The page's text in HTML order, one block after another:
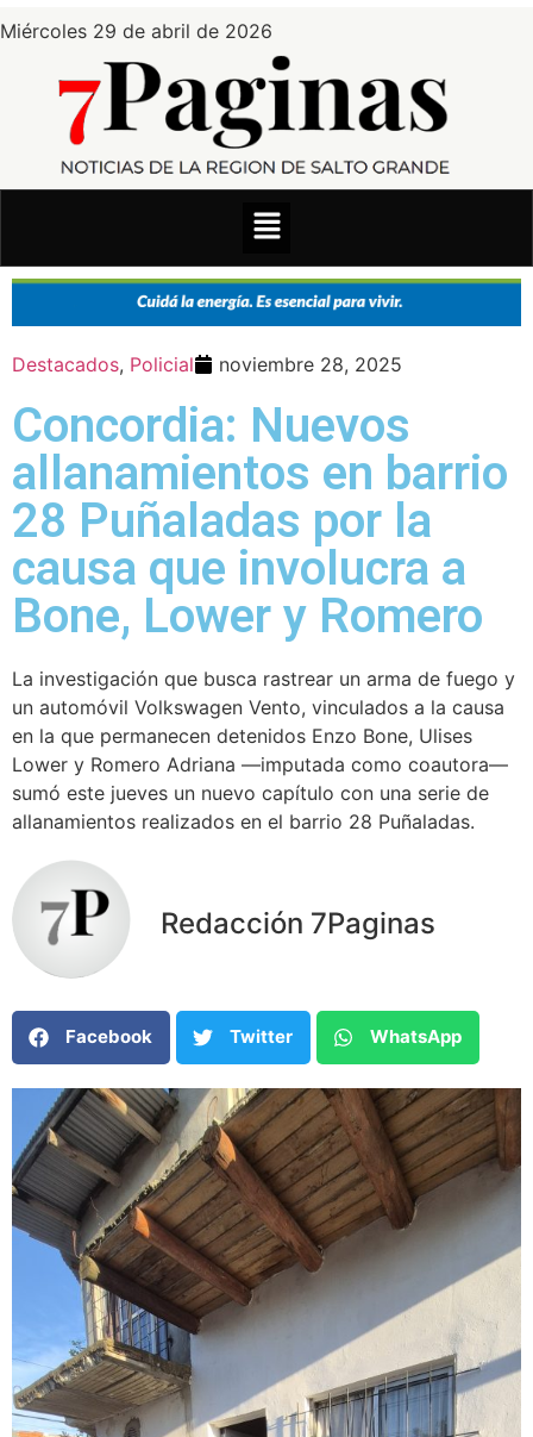
Miércoles 29 de abril de 2026
Destacados, Policial noviembre 28, 2025
Concordia: Nuevos
allanamientos en barrio
28 Puñaladas por la
causa que involucra a
Bone, Lower y Romero
La investigación que busca rastrear un arma de fuego y
un automóvil Volkswagen Vento, vinculados a la causa
en la que permanecen detenidos Enzo Bone, Ulises
Lower y Romero Adriana —imputada como coautora—
sumó este jueves un nuevo capítulo con una serie de
allanamientos realizados en el barrio 28 Puñaladas.
Redacción 7Paginas
Facebook Twitter WhatsApp